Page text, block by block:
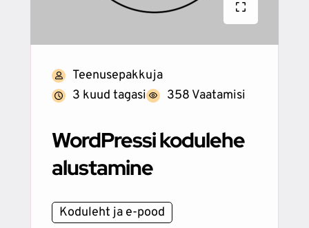
Teenusepakkuja
3 kuud tagasi
358 Vaatamisi
WordPressi kodulehe
alustamine
Koduleht ja e-pood